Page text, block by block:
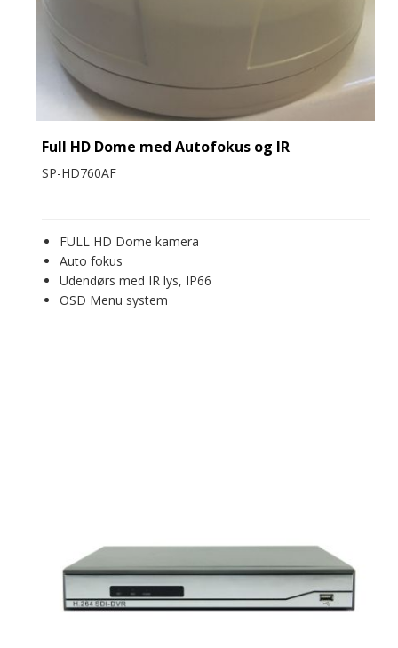
Full HD Dome med Autofokus og IR
SP-HD760AF
FULL HD Dome kamera
Auto fokus
Udendørs med IR lys, IP66
OSD Menu system